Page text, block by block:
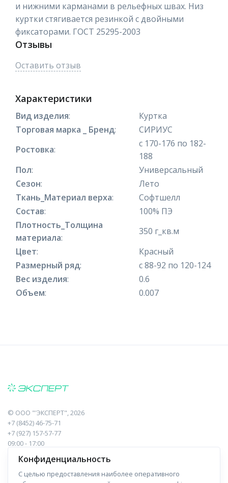
и нижними карманами в рельефных швах. Низ
куртки стягивается резинкой с двойными
фиксаторами. ГОСТ 25295-2003
Отзывы
Оставить отзыв
Характеристики
Вид изделия:
Куртка
Торговая марка _ Бренд:
СИРИУС
Ростовка:
с 170-176 по 182-
188
Пол:
Универсальный
Сезон:
Лето
Ткань_Материал верха:
Софтшелл
Состав:
100% ПЭ
Плотность_Толщина
материала:
350 г_кв.м
Цвет:
Красный
Размерный ряд:
с 88-92 по 120-124
Вес изделия:
0.6
Объем: 0.007
© ООО "'ЭКСПЕРТ", 2026
+7 (8452) 46-75-71
+7 (927) 157-57-77
09:00 - 17:00
410017, Саратов, Пугачева, 10 к1, оф.23
Навигация Информация
Конфиденциальность
С целью предоставления наиболее оперативного